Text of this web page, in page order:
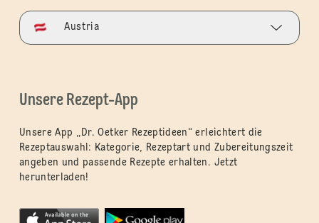
Austria
Unsere Rezept-App
Unsere App „Dr. Oetker Rezeptideen“ erleichtert die
Rezeptauswahl: Kategorie, Rezeptart und Zubereitungszeit
angeben und passende Rezepte erhalten. Jetzt
herunterladen!